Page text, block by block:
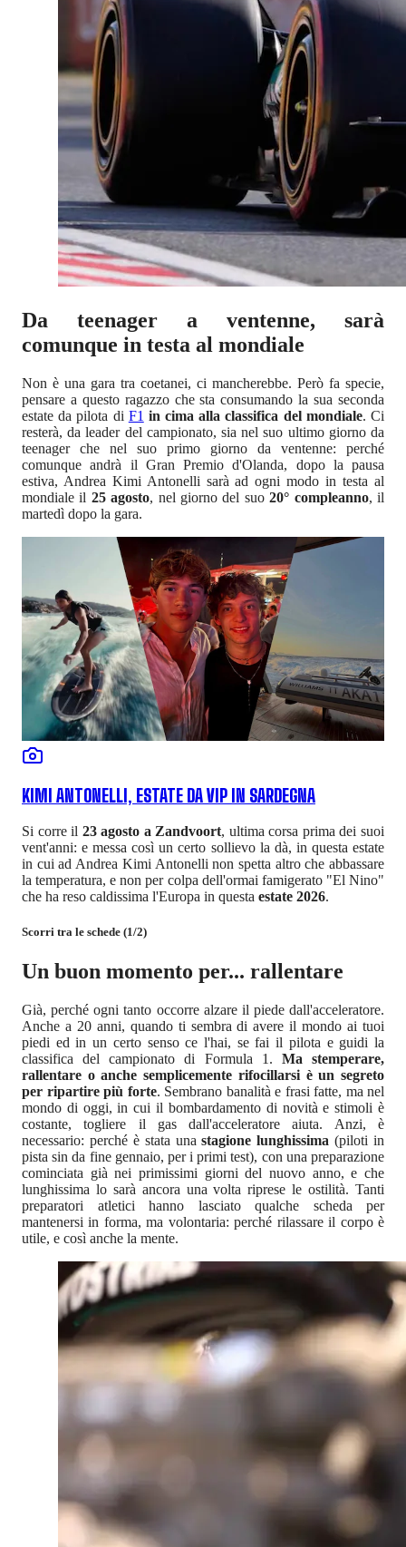
Da teenager a ventenne, sarà
comunque in testa al mondiale
Non è una gara tra coetanei, ci mancherebbe. Però fa specie,
pensare a questo ragazzo che sta consumando la sua seconda
estate da pilota di F1 in cima alla classifica del mondiale. Ci
resterà, da leader del campionato, sia nel suo ultimo giorno da
teenager che nel suo primo giorno da ventenne: perché
comunque andrà il Gran Premio d'Olanda, dopo la pausa
estiva, Andrea Kimi Antonelli sarà ad ogni modo in testa al
mondiale il 25 agosto, nel giorno del suo20° compleanno, il
martedì dopo la gara.
KIMI ANTONELLI, ESTATE DA VIP IN SARDEGNA
Si corre il 23 agosto a Zandvoort, ultima corsa prima dei suoi
vent'anni: e messa così un certo sollievo la dà, in questa estate
in cui ad Andrea Kimi Antonelli non spetta altro che abbassare
la temperatura, e non per colpa dell'ormai famigerato "El Nino"
che ha reso caldissima l'Europa in questa estate 2026.
Scorri tra le schede (1/2)
Un buon momento per... rallentare
Già, perché ogni tanto occorre alzare il piede dall'acceleratore.
Anche a 20 anni, quando ti sembra di avere il mondo ai tuoi
piedi ed in un certo senso ce l'hai, se fai il pilota e guidi la
classifica del campionato di Formula 1. Ma stemperare,
rallentare o anche semplicemente rifocillarsi è un segreto
per ripartire più forte. Sembrano banalità e frasi fatte, ma nel
mondo di oggi, in cui il bombardamento di novità e stimoli è
costante, togliere il gas dall'acceleratore aiuta. Anzi, è
necessario: perché è stata unastagione lunghissima(piloti in
pista sin da fine gennaio, per i primi test), con una preparazione
cominciata già nei primissimi giorni del nuovo anno, e che
lunghissima lo sarà ancora una volta riprese le ostilità. Tanti
preparatori atletici hanno lasciato qualche scheda per
mantenersi in forma, ma volontaria: perché rilassare il corpo è
utile, e così anche la mente.